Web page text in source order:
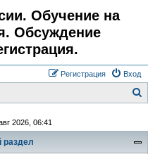
Обучение на
Обсуждение
Вход
Регистрация
2026, 06:41